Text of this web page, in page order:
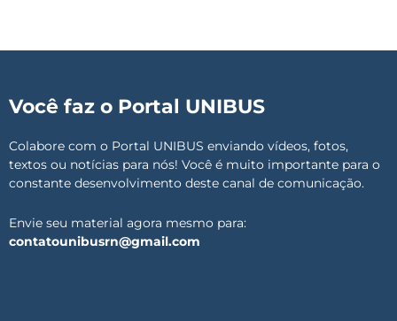
Você faz o Portal UNIBUS
Colabore com o Portal UNIBUS enviando vídeos, fotos,
textos ou notícias para nós! Você é muito importante para o
constante desenvolvimento deste canal de comunicação.
Envie seu material agora mesmo para:
contatounibusrn@gmail.com